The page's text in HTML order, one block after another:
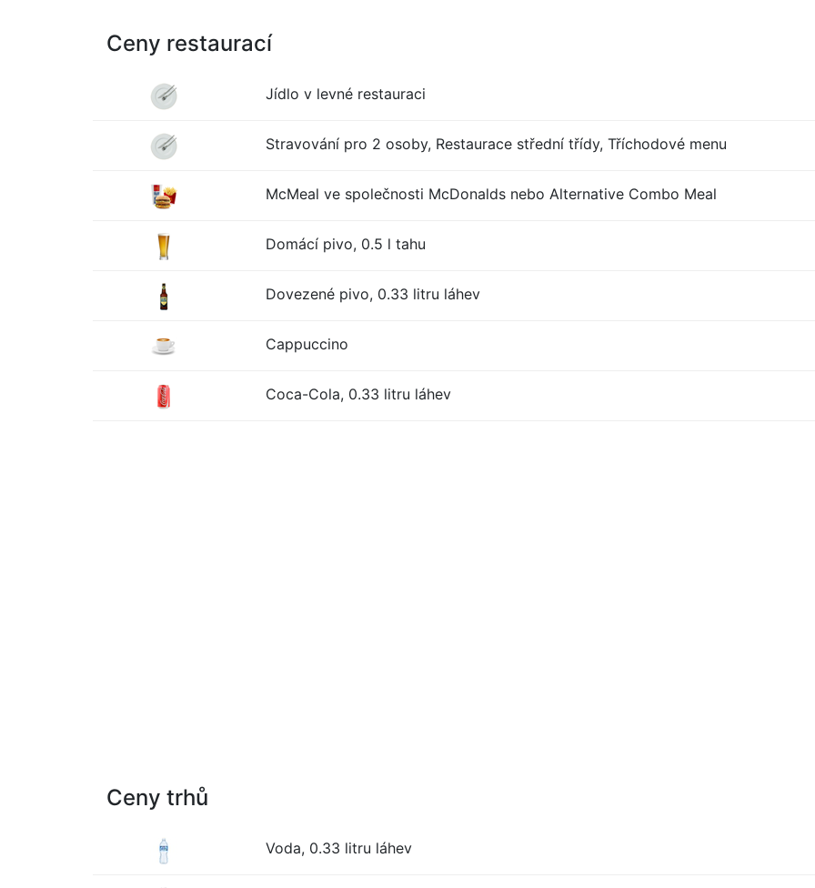
Ceny restaurací
Jídlo v levné restauraci
Stravování pro 2 osoby, Restaurace střední třídy, Tříchodové menu
McMeal ve společnosti McDonalds nebo Alternative Combo Meal
Domácí pivo, 0.5 l tahu
Dovezené pivo, 0.33 litru láhev
Cappuccino
Coca-Cola, 0.33 litru láhev
Ceny trhů
Voda, 0.33 litru láhev